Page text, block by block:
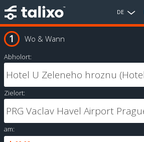
DE
Wo & Wann
Abholort:
Zielort:
am: